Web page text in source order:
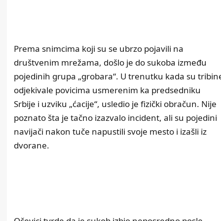
Prema snimcima koji su se ubrzo pojavili na
društvenim mrežama, došlo je do sukoba između
pojedinih grupa „grobara“. U trenutku kada su
odjekivale povicima usmerenim ka predsedniku
Srbije i uzviku „ćacije“, usledio je fizički obračun. Nije
poznato šta je tačno izazvalo incident, ali su pojedini
navijači nakon tuče napustili svoje mesto i izašli iz
dvorane.